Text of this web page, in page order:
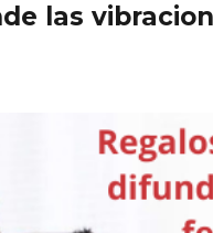
las